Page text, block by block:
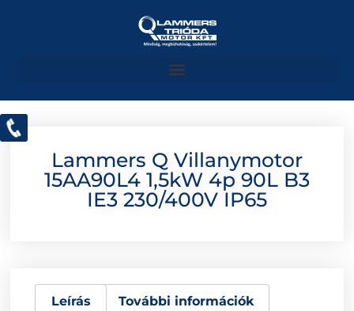
Lammers Q Villanymotor
15AA90L4 1,5kW 4p 90L B3
IE3 230/400V IP65
Leírás További információk